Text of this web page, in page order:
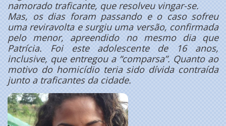
namorado traficante, que resolveu vingar-se.
Mas, os dias foram passando e o caso sofreu
uma reviravolta e surgiu uma versão, confirmada
pelo menor, apreendido no mesmo dia que
Patrícia. Foi este adolescente de 16 anos,
inclusive, que entregou a “comparsa”. Quanto ao
motivo do homicídio teria sido dívida contraída
junto a traficantes da cidade.